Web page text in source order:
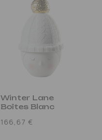
Winter Lane
Boîtes Blanc
Prix
166,67 €